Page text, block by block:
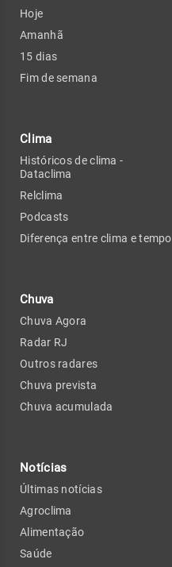
Hoje
Amanhã
15 dias
Fim de semana
Clima
Históricos de clima -
Dataclima
Relclima
Podcasts
Diferença entre clima e tempo
Chuva
Chuva Agora
Radar RJ
Outros radares
Chuva prevista
Chuva acumulada
Notícias
Últimas notícias
Agroclima
Alimentação
Saúde